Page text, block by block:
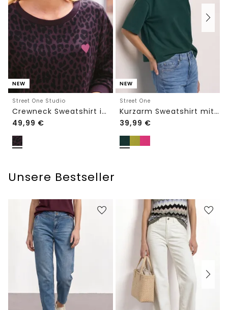
NEW
Street One Studio
Crewneck Sweatshirt im Loose Fit
49,99 €
NEW
Street One
Kurzarm Sweatshirt mit Rundhals
39,99 €
Unsere Bestseller